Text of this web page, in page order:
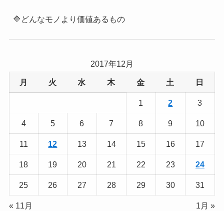
🔷どんなモノより価値あるもの
2017年12月
月 火 水 木 金 土 日
1 2 3
4 5 6 7 8 9 10
11 12 13 14 15 16 17
18 19 20 21 22 23 24
25 26 27 28 29 30 31
« 11月 1月 »